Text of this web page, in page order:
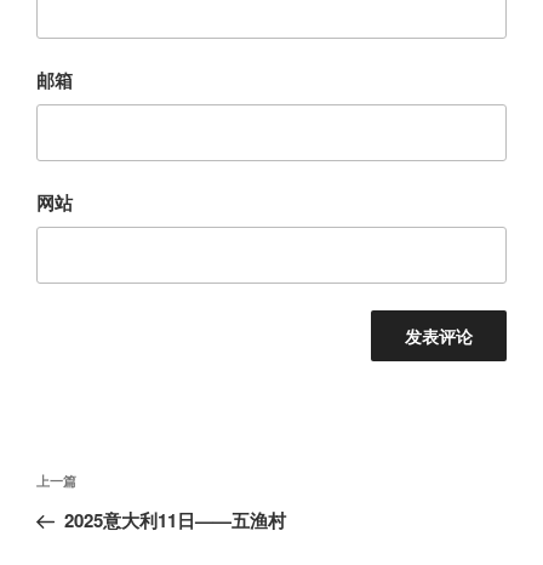
邮箱
网站
文
导
上
一
上一篇
2025意大利11日——五渔村